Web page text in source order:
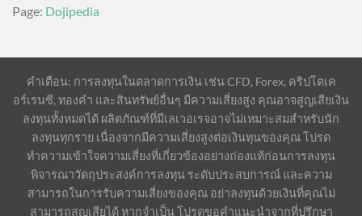
Page: Dojipedia
คำเตือน: การลงทุนในตลาดการเงิน เช่น CFD, Forex, คริปโตเค
อร์เรนซี, ทองคำ และสินทรัพย์อื่นๆ มีความเสี่ยงสูง คุณอาจสูญเสียเงิน
ลงทุนทั้งหมดได้ ผลิตภัณฑ์ที่มีเลเวอเรจอาจไม่เหมาะสมสำหรับนัก
ลงทุนทุกราย เนื่องจากมีความเสี่ยงสูงต่อเงินทุนของคุณ โปรด
ทำความเข้าใจความเสี่ยงที่เกี่ยวข้องอย่างถ่องแท้ก่อนการลงทุน
พิจารณาวัตถุประสงค์การลงทุน ระดับประสบการณ์ และความ
สามารถในการรับความเสี่ยงของคุณ อย่าลงทุนด้วยเงินที่คุณไม่
สามารถสูญเสียได้ หากจำเป็น โปรดขอคำแนะนำจากที่ปรึกษา